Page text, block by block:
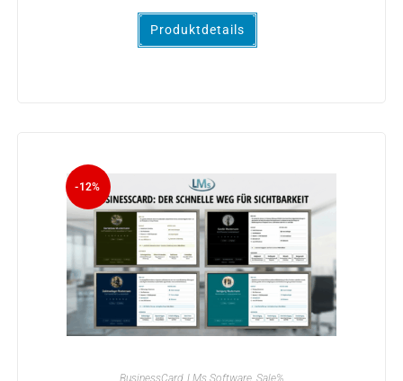
Produktdetails
-12%
BusinessCard, LMs Software, Sale%